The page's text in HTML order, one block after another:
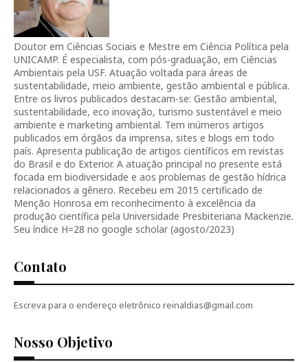
Doutor em Ciências Sociais e Mestre em Ciência Política pela
UNICAMP. É especialista, com pós-graduação, em Ciências
Ambientais pela USF. Atuação voltada para áreas de
sustentabilidade, meio ambiente, gestão ambiental e pública.
Entre os livros publicados destacam-se: Gestão ambiental,
sustentabilidade, eco inovação, turismo sustentável e meio
ambiente e marketing ambiental. Tem inúmeros artigos
publicados em órgãos da imprensa, sites e blogs em todo
país. Apresenta publicação de artigos científicos em revistas
do Brasil e do Exterior. A atuação principal no presente está
focada em biodiversidade e aos problemas de gestão hídrica
relacionados a gênero. Recebeu em 2015 certificado de
Menção Honrosa em reconhecimento à excelência da
produção científica pela Universidade Presbiteriana Mackenzie.
Seu índice H=28 no google scholar (agosto/2023)
Contato
Escreva para o endereço eletrônico reinaldias@gmail.com
Nosso Objetivo